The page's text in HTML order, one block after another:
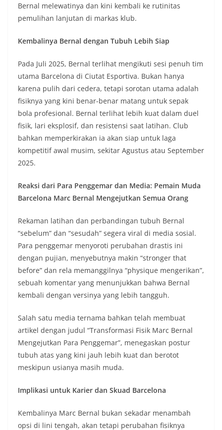
Bernal melewatinya dan kini kembali ke rutinitas
pemulihan lanjutan di markas klub.
Kembalinya Bernal dengan Tubuh Lebih Siap
Pada Juli 2025, Bernal terlihat mengikuti sesi penuh tim
utama Barcelona di Ciutat Esportiva. Bukan hanya
karena pulih dari cedera, tetapi sorotan utama adalah
fisiknya yang kini benar-benar matang untuk sepak
bola profesional. Bernal terlihat lebih kuat dalam duel
fisik, lari eksplosif, dan resistensi saat latihan. Club
bahkan memperkirakan ia akan siap untuk laga
kompetitif awal musim, sekitar Agustus atau September
2025.
Reaksi dari Para Penggemar dan Media: Pemain Muda
Barcelona Marc Bernal Mengejutkan Semua Orang
Rekaman latihan dan perbandingan tubuh Bernal
“sebelum” dan “sesudah” segera viral di media sosial.
Para penggemar menyoroti perubahan drastis ini
dengan pujian, menyebutnya makin “stronger that
before” dan rela memanggilnya “physique mengerikan”,
sebuah komentar yang menunjukkan bahwa Bernal
kembali dengan versinya yang lebih tangguh.
Salah satu media ternama bahkan telah membuat
artikel dengan judul “Transformasi Fisik Marc Bernal
Mengejutkan Para Penggemar”, menegaskan postur
tubuh atas yang kini jauh lebih kuat dan berotot
meskipun usianya masih muda.
Implikasi untuk Karier dan Skuad Barcelona
Kembalinya Marc Bernal bukan sekadar menambah
opsi di lini tengah, akan tetapi perubahan fisiknya